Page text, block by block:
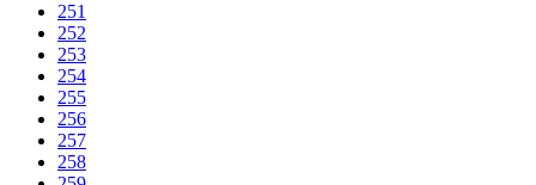
251
252
253
254
255
256
257
258